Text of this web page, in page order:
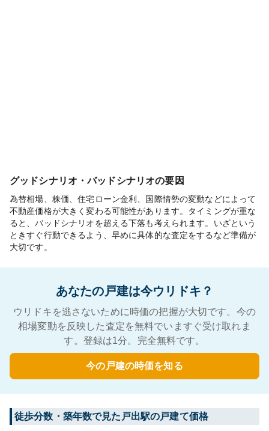
グッドシナリオ・バッドシナリオの要因
為替相場、株価、住宅ローン金利、国際情勢の変動などによって
不動産価格が大きく変わる可能性があります。タイミングが重な
ると、バッドシナリオを超える下落も考えられます。いざという
ときすぐ行動できるよう、早めに具体的な査定をするなど準備が
大切です。
あなたの戸建は今ウリドキ？
ウリドキを逃さないために時価の把握が大切です。今の
相場変動を反映した査定を無料でいますぐ受け取れま
す。登録は1分。完全無料です。
今の戸建の時価を知る
徒歩分数・築年数で見た戸出駅の戸建て価格